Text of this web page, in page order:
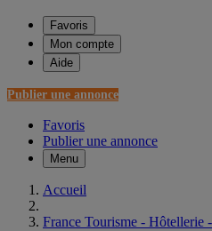
Favoris
Mon compte
Aide
Publier une annonce
Favoris
Publier une annonce
Menu
Accueil
France Tourisme - Hôtellerie